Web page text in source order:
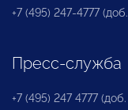
+7 (495) 247-4777
Пресс-служба
+7 (495) 247 4777 (доб.